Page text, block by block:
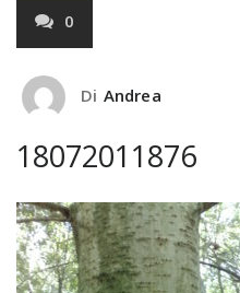
0
Di Andrea
18072011876